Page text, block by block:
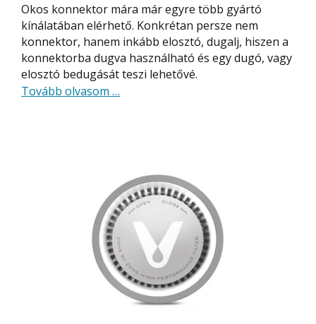
Okos konnektor mára már egyre több gyártó
kínálatában elérhető. Konkrétan persze nem
konnektor, hanem inkább elosztó, dugalj, hiszen a
konnektorba dugva használható és egy dugó, vagy
elosztó bedugását teszi lehetővé.
Tovább olvasom about
okos
konnektor
bemutató
…